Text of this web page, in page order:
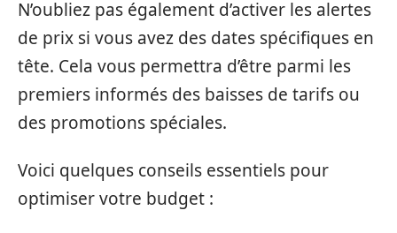
N’oubliez pas également d’activer les alertes
de prix si vous avez des dates spécifiques en
tête. Cela vous permettra d’être parmi les
premiers informés des baisses de tarifs ou
des promotions spéciales.
Voici quelques conseils essentiels pour
optimiser votre budget :